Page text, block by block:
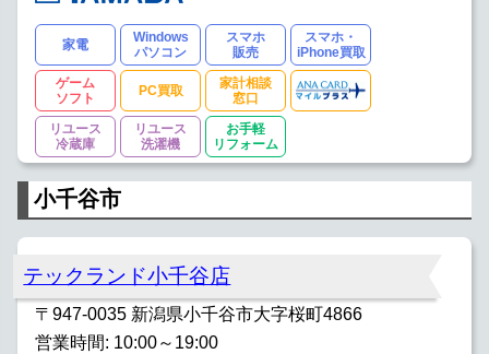
家電
Windows
パソコン
スマホ
販売
スマホ・
iPhone買取
ゲーム
ソフト
PC買取
家計相談
窓口
リユース
冷蔵庫
リユース
洗濯機
お手軽
リフォーム
小千谷市
テックランド小千谷店
〒947-0035 新潟県小千谷市大字桜町4866
営業時間: 10:00～19:00